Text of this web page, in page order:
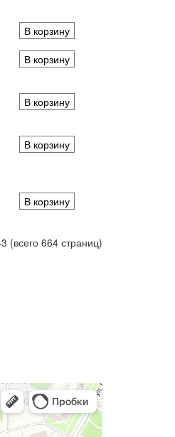
В корзину
В корзину
В корзину
В корзину
В корзину
(всего 664 страниц)